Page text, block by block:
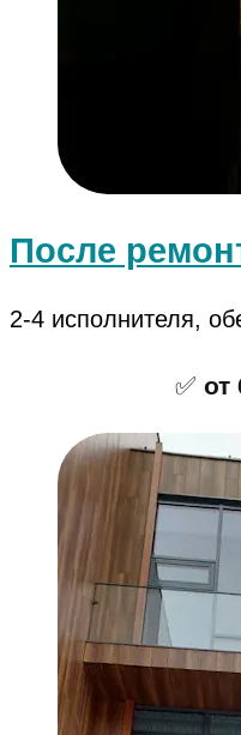
После
2-4 исполнителя,
✅ от